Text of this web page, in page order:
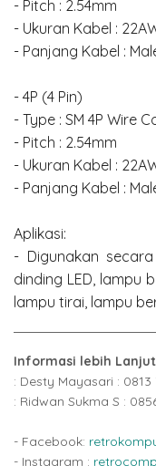
- Pitch : 2.54mm
- Ukuran Kabel :
- Panjang Kabel :
- 4P (4 Pin)
- Type : SM 4P Wire
- Pitch : 2.54mm
- Ukuran Kabel :
- Panjang Kabel :
Aplikasi:
- Digunakan
dinding LED, lampu
lampu tirai, lampu
Informasi lebih
: Desty Mayasari : 0813
: Ridwan Sukma S :
- Facebook:
- Instagram :